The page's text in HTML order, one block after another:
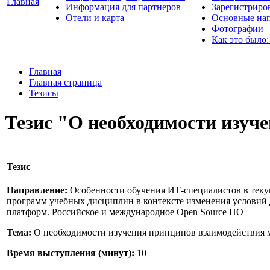
Информация для партнеров
Отели и карта
Основные
Фотографии
Как это
Главная
Главная страница
Тезисы
Тезис "О необходимости
Тезис
Направление: Особенности обучения ИТ-специалистов в
программ учебных дисциплин в контексте изменения
платформ. Российское и международное Open Source ПО
Тема: О необходимости изучения принципов взаимодействия
Время выступления (минут): 10